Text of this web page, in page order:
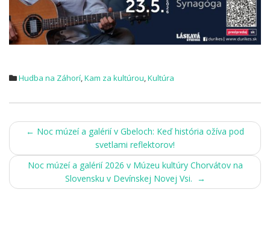
Hudba na Záhorí,Kam za kultúrou,Kultúra
Post
navigation
← Noc múzeí a galérií v Gbeloch: Keď história ožíva pod
svetlami reflektorov!
Noc múzeí a galérií 2026 v Múzeu kultúry Chorvátov na
Slovensku v Devínskej Novej Vsi. →